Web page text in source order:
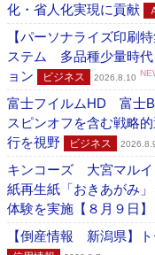
化・省人化実現に貢献
【パーソナライズ印刷
ステム 多品種少量時代
ョン
ビジネス 2026.8.10
富士フイルムHD 富士
スピンオフを含む戦略
行を視野
ビジネス
キンコーズ 大宮マル
紙再生紙「おきあがみ
体験を実施【８月９日】
【倒産情報 新潟県】